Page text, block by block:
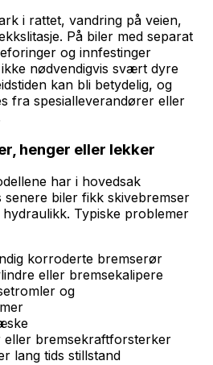
i rattet, vandring på veien,
På biler med separat
og innfestinger
nødvendigvis svært dyre
kan bli betydelig, og
fra spesialleverandører eller
henger eller lekker
har i hovedsak
biler fikk skivebremser
Typiske problemer
korroderte bremserør
eller bremsekalipere
og
eller bremsekraftforsterker
lang tids stillstand